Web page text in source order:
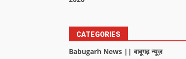
CATEGORIES
Babugarh News || बाबूगढ़ न्यूज़